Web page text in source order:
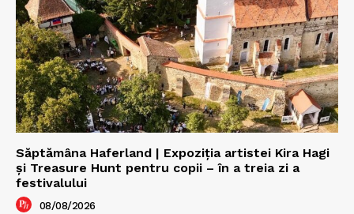
Săptămâna Haferland | Expoziţia artistei Kira Hagi
şi Treasure Hunt pentru copii – în a treia zi a
festivalului
08/08/2026